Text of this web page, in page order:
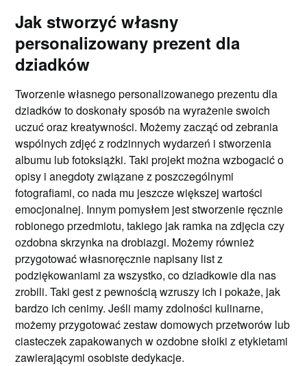
Jak stworzyć własny
personalizowany prezent dla
dziadków
Tworzenie własnego personalizowanego prezentu dla
dziadków to doskonały sposób na wyrażenie swoich
uczuć oraz kreatywności. Możemy zacząć od zebrania
wspólnych zdjęć z rodzinnych wydarzeń i stworzenia
albumu lub fotoksiążki. Taki projekt można wzbogacić o
opisy i anegdoty związane z poszczególnymi
fotografiami, co nada mu jeszcze większej wartości
emocjonalnej. Innym pomysłem jest stworzenie ręcznie
robionego przedmiotu, takiego jak ramka na zdjęcia czy
ozdobna skrzynka na drobiazgi. Możemy również
przygotować własnoręcznie napisany list z
podziękowaniami za wszystko, co dziadkowie dla nas
zrobili. Taki gest z pewnością wzruszy ich i pokaże, jak
bardzo ich cenimy. Jeśli mamy zdolności kulinarne,
możemy przygotować zestaw domowych przetworów lub
ciasteczek zapakowanych w ozdobne słoiki z etykietami
zawierającymi osobiste dedykacje.